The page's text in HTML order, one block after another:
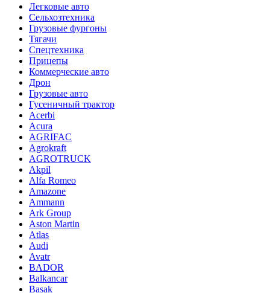
Легковые авто
Сельхозтехника
Грузовые фургоны
Тягачи
Спецтехника
Прицепы
Коммерческие авто
Дрон
Грузовые авто
Гусеничный трактор
Acerbi
Acura
AGRIFAC
Agrokraft
AGROTRUCK
Akpil
Alfa Romeo
Amazone
Ammann
Ark Group
Aston Martin
Atlas
Audi
Avatr
BADOR
Balkancar
Basak